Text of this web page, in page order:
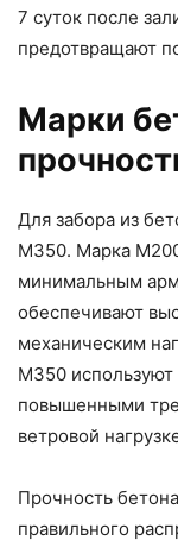
7 суток после
предотвращают
Марки
Для забора из
М350. Марка
минимальным
обеспечивают
механическим
М350 используют
повышенными
ветровой
Прочность
правильного